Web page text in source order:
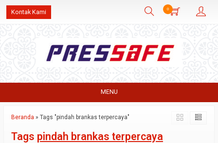
Kontak Kami 0
MENU
Beranda » Tags "pindah brankas terpercaya"
Tags pindah brankas terpercaya